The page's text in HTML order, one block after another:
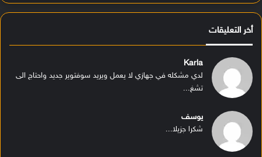
أخر التعليقات
Karla
لدي مشكله في جهازي لا يعمل ويريد سوفتوير جديد واحتاج الى
تشغ...
يوسف
شكرا جزيلا...